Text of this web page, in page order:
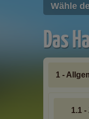
Wähle
Das
1 -
1.1 -